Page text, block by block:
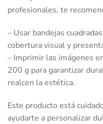
profesionales, te
– Usar bandejas
cobertura visual y
– Imprimir las imágenes
200 g para garantizar
realcen la estética.
Este producto está
ayudarte a personalizar